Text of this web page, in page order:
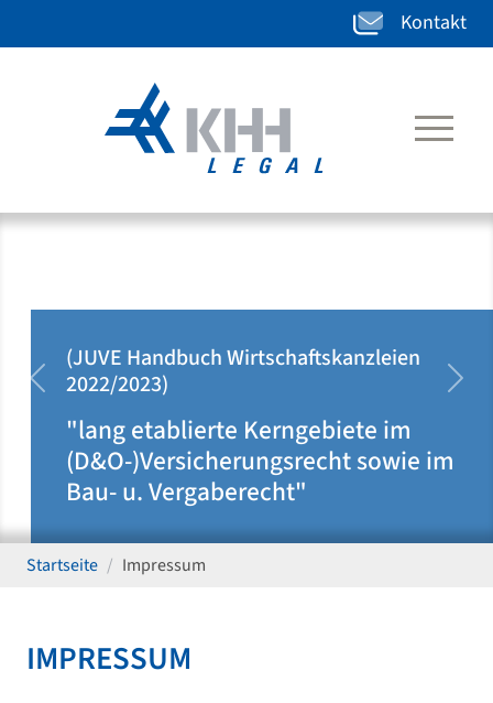
Kontakt
"lang etablierte Kerngebiete im
(D&O-)Versicherungsrecht sowie im
Bau- u. Vergaberecht"
(JUVE Handbuch Wirtschaftskanzleien
2022/2023)
zurück
Startseite Impressum
IMPRESSUM